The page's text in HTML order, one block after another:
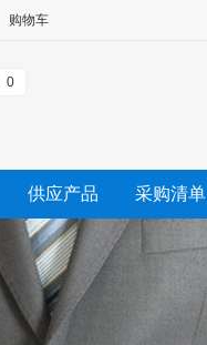
购物车
0
供应产品 采购清单